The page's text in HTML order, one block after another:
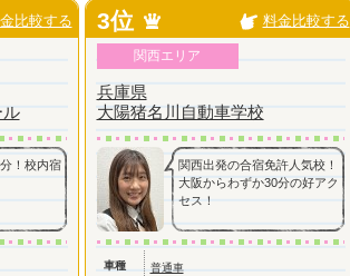
比較する
！校内宿
3位 料金比較する
関西エリア
兵庫県
大陽猪名川自動車学校
関西出発の合宿免許人気校！
大阪からわずか30分の好アク
セス！
車種 普通車